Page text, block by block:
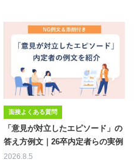
面接よくある質問
「意見が対立したエピソード」の
答え方例文｜26卒内定者らの実例
2026.8.5